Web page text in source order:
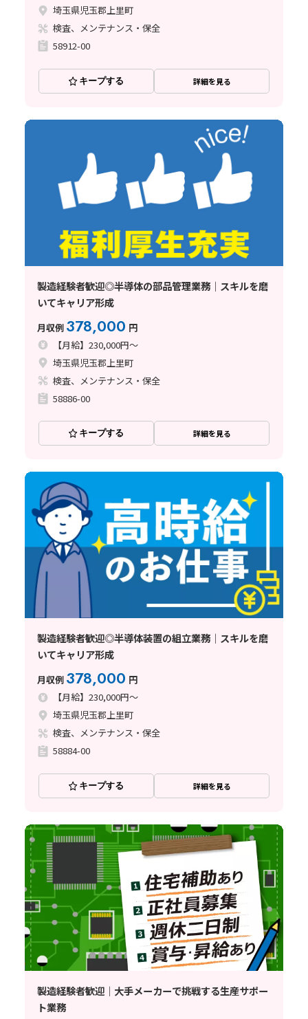
埼玉県児玉郡上里町
検査、メンテナンス・保全
58912-00
キープする 詳細を見る
製造経験者歓迎◎半導体の部品管理業務｜スキルを磨
いてキャリア形成
月収例 378,000 円
【月給】230,000円～
埼玉県児玉郡上里町
検査、メンテナンス・保全
58886-00
キープする 詳細を見る
製造経験者歓迎◎半導体装置の組立業務｜スキルを磨
いてキャリア形成
月収例 378,000 円
【月給】230,000円～
埼玉県児玉郡上里町
検査、メンテナンス・保全
58884-00
キープする 詳細を見る
製造経験者歓迎｜大手メーカーで挑戦する生産サポー
ト業務